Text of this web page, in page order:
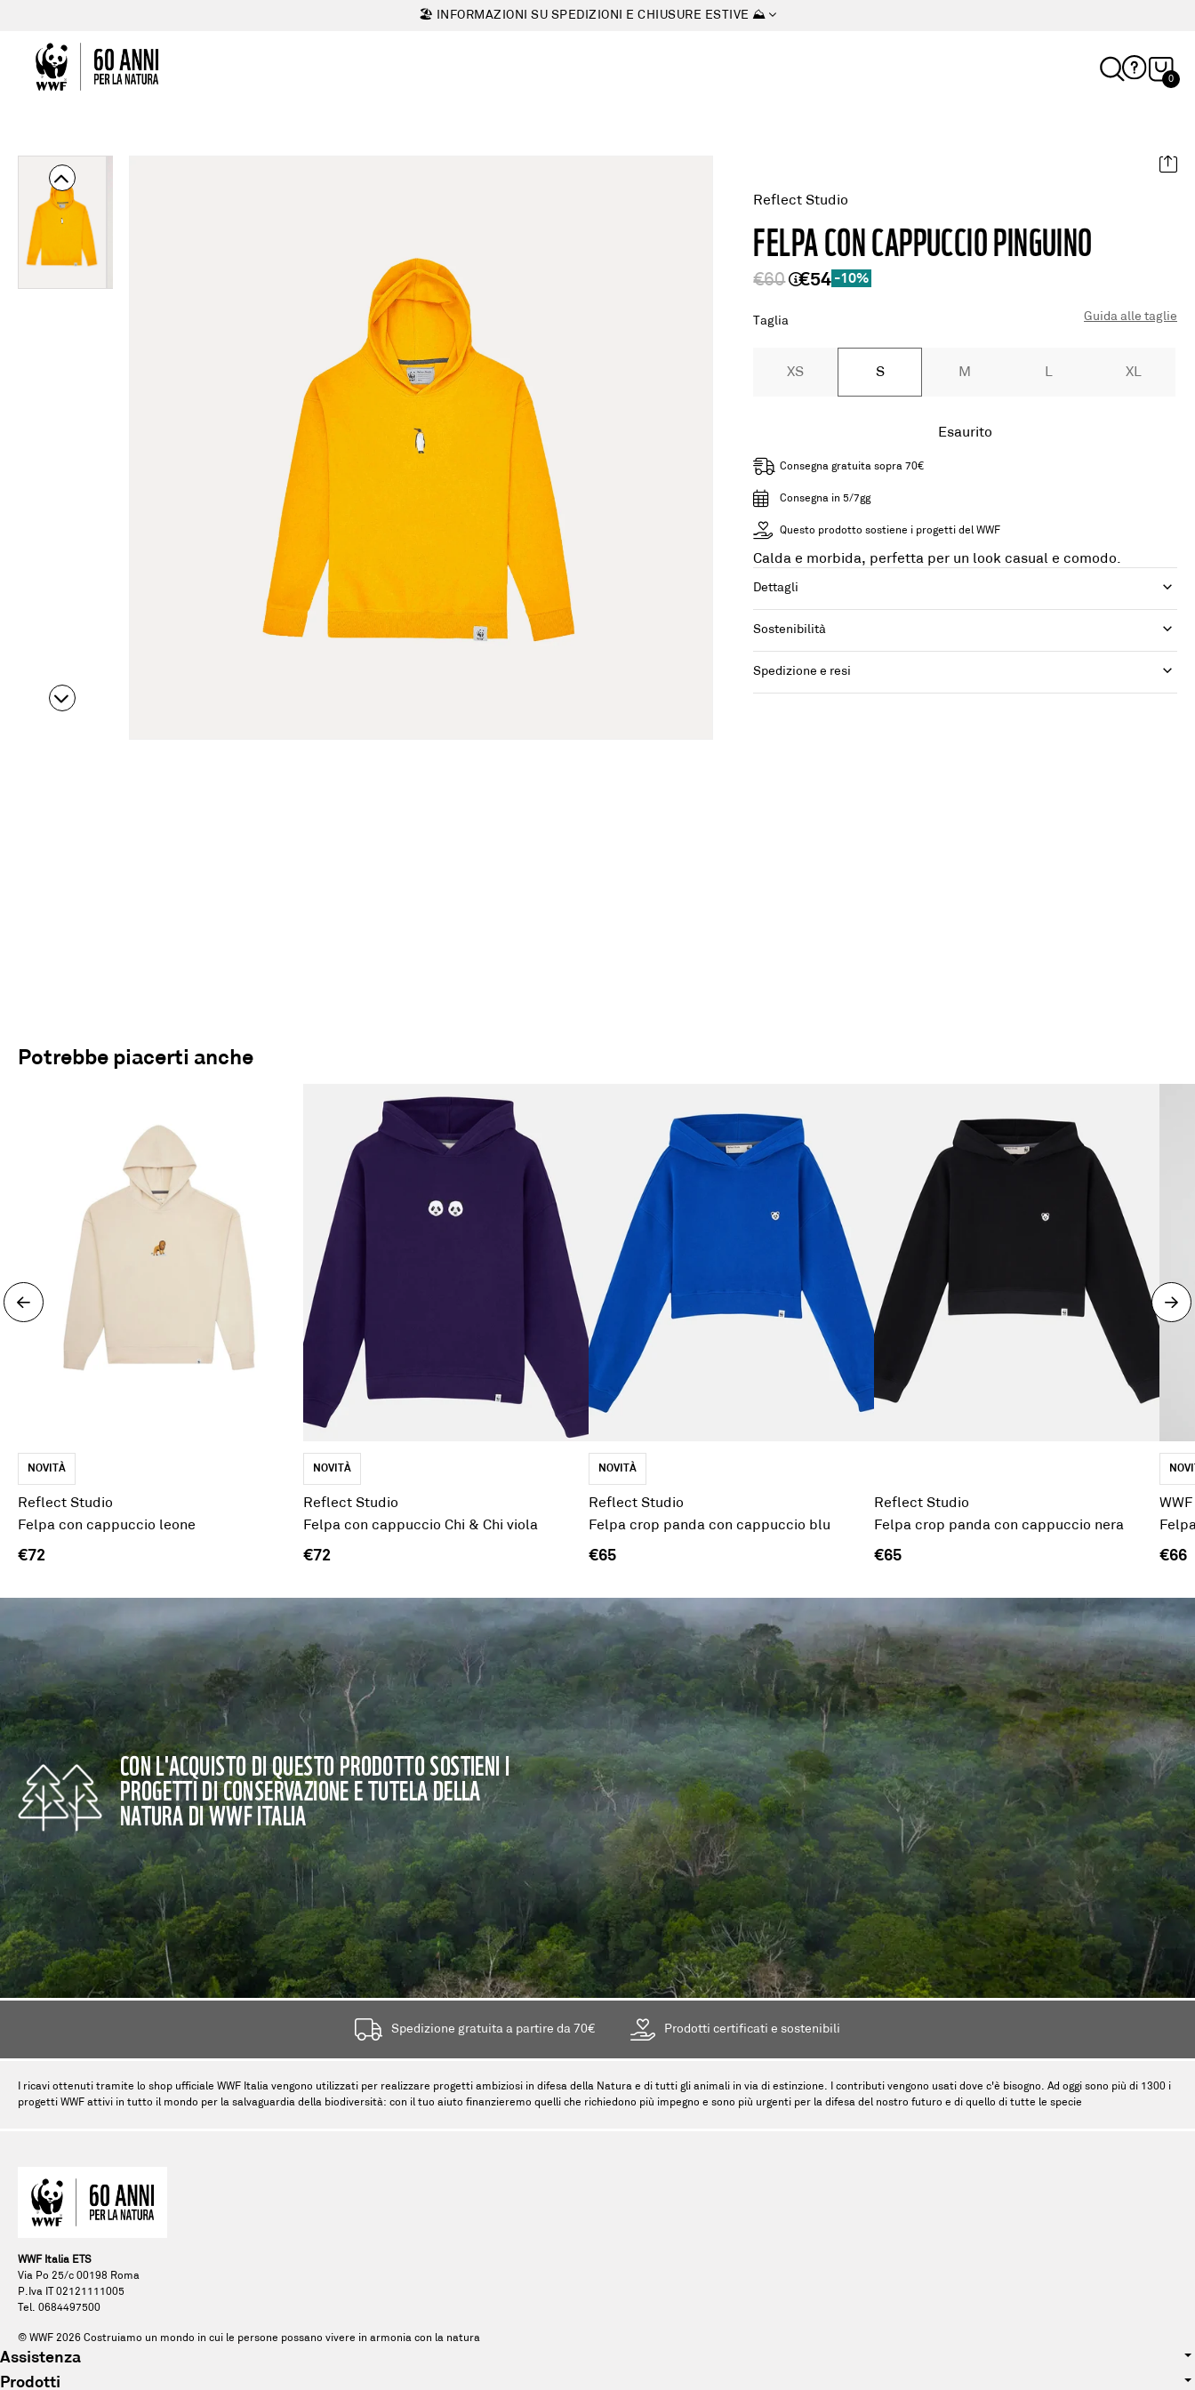
🏖 INFORMAZIONI SU SPEDIZIONI E CHIUSURE ESTIVE ⛰
0
Reflect Studio
FELPA CON CAPPUCCIO PINGUINO
€60 €54 -10%
Taglia Guida alle taglie
XS S M L XL
Esaurito
Consegna gratuita sopra 70€
Consegna in 5/7gg
Questo prodotto sostiene i progetti del WWF
Calda e morbida, perfetta per un look casual e comodo.
Dettagli
Sostenibilità
Spedizione e resi
Potrebbe piacerti anche
NOVITÀ
Reflect Studio
Felpa con cappuccio leone
€72
NOVITÀ
Reflect Studio
Felpa con cappuccio Chi & Chi viola
€72
NOVITÀ
Reflect Studio
Felpa crop panda con cappuccio blu
€65
Reflect Studio
Felpa crop panda con cappuccio nera
€65
WWF
€66
CON L'ACQUISTO DI QUESTO PRODOTTO SOSTIENI I
PROGETTI DI CONSERVAZIONE E TUTELA DELLA
NATURA DI WWF ITALIA
Spedizione gratuita a partire da 70€ Prodotti certificati e sostenibili
I ricavi ottenuti tramite lo shop ufficiale WWF Italia vengono utilizzati per realizzare progetti ambiziosi in difesa della Natura e di tutti gli animali in via di estinzione. I contributi vengono usati dove c'è bisogno. Ad oggi sono più di 1300 i
progetti WWF attivi in tutto il mondo per la salvaguardia della biodiversità: con il tuo aiuto finanzieremo quelli che richiedono più impegno e sono più urgenti per la difesa del nostro futuro e di quello di tutte le specie
WWF Italia ETS
Via Po 25/c 00198 Roma
P.Iva IT 02121111005
Tel. 0684497500
© WWF 2026 Costruiamo un mondo in cui le persone possano vivere in armonia con la natura
Assistenza
Tel. 0684497500
Prodotti